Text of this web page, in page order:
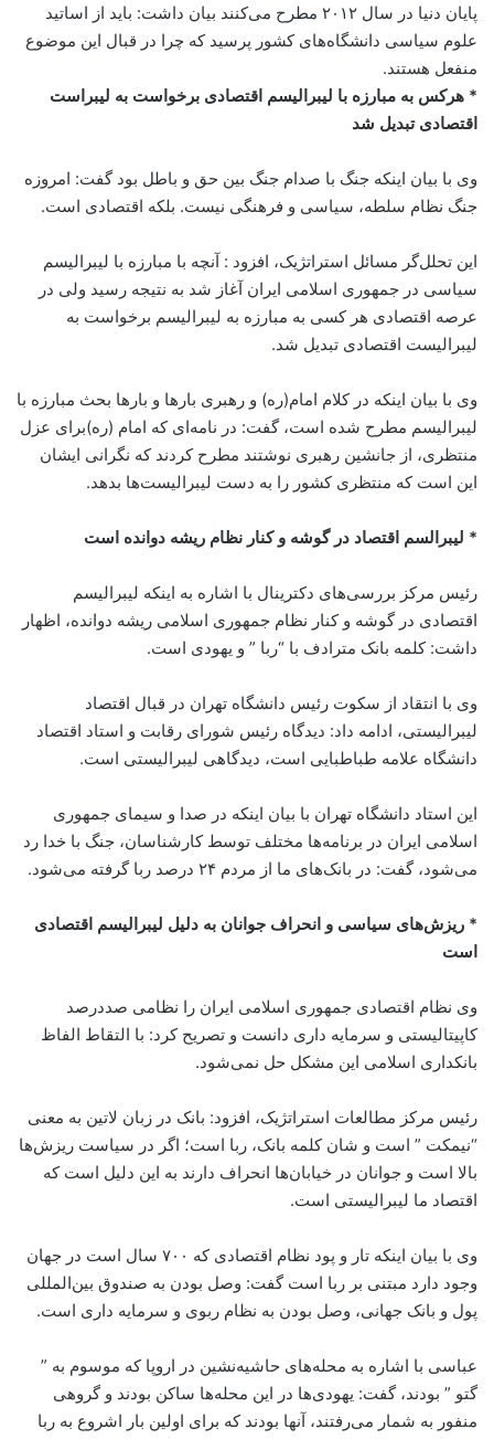
پایان دنیا در سال ۲۰۱۲ مطرح می‌کنند بیان داشت: باید از اساتید
علوم سیاسی دانشگاه‌های کشور پرسید که چرا در قبال این موضوع
منفعل هستند.
* هرکس به مبارزه با لیبرالیسم اقتصادی برخواست به لیبراست
اقتصادی تبدیل شد
وی با بیان اینکه جنگ با صدام جنگ بین حق و باطل بود گفت: امروزه
جنگ نظام سلطه، سیاسی و فرهنگی نیست. بلکه اقتصادی است.
این تحلل‌گر مسائل استراتژیک، افزود : آنچه با مبارزه با لیبرالیسم
سیاسی در جمهوری اسلامی ایران آغاز شد به نتیجه رسید ولی در
عرصه اقتصادی هر کسی به مبارزه به لیبرالیسم برخواست به
لیبرالیست اقتصادی تبدیل شد.
وی با بیان اینکه در کلام امام(ره) و رهبری بارها و بارها بحث مبارزه با
لیبرالیسم مطرح شده است، گفت: در نامه‌ای که امام (ره)برای عزل
منتظری، از جانشین رهبری نوشتند مطرح کردند که نگرانی ایشان
این است که منتظری کشور را به دست لیبرالیست‌ها بدهد.
* لیبرالسم اقتصاد در گوشه و کنار نظام ریشه دوانده است
رئیس مرکز بررسی‌های دکترینال با اشاره به اینکه لیبرالیسم
اقتصادی در گوشه و کنار نظام جمهوری اسلامی ریشه دوانده، اظهار
داشت: کلمه بانک مترادف با “ربا ” و یهودی است.
وی با انتقاد از سکوت رئیس دانشگاه تهران در قبال اقتصاد
لیبرالیستی، ادامه داد: دیدگاه رئیس شورای رقابت و استاد اقتصاد
دانشگاه علامه طباطبایی است، دیدگاهی لیبرالیستی است.
این استاد دانشگاه تهران با بیان اینکه در صدا و سیمای جمهوری
اسلامی ایران در برنامه‌ها مختلف توسط کارشناسان، جنگ با خدا رد
می‌شود، گفت: در بانک‌های ما از مردم ۲۴ درصد ربا گرفته می‌شود.
* ریزش‌های سیاسی و انحراف جوانان به دلیل لیبرالیسم اقتصادی
است
وی نظام اقتصادی جمهوری اسلامی ایران را نظامی صددرصد
کاپیتالیستی و سرمایه داری دانست و تصریح کرد: با التقاط الفاظ
بانکداری اسلامی این مشکل حل نمی‌شود.
رئیس مرکز مطالعات استراتژیک،‌ افزود: بانک در زبان لاتین به معنی
“نیمکت ” است و شان کلمه بانک، ربا است؛ اگر در سیاست ریزش‌ها
بالا است و جوانان در خیابان‌ها انحراف دارند به این دلیل است که
اقتصاد ما لیبرالیستی است.
وی با بیان اینکه تار و پود نظام اقتصادی که ۷۰۰ سال است در جهان
وجود دارد مبتنی بر ربا است گفت: وصل بودن به صندوق بین‌المللی
پول و بانک جهانی، وصل بودن به نظام ربوی و سرمایه داری است.
عباسی با اشاره به محله‌های حاشیه‌نشین در اروپا که موسوم به ”
گتو ” بودند، گفت: یهودی‌ها در این محله‌ها ساکن بودند و گروهی
منفور به شمار می‌رفتند، آنها بودند که برای اولین بار اشروع به ربا